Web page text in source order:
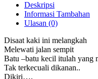
Deskripsi
Informasi Tambahan
Ulasan (0)
Disaat kaki ini melangkah
Melewati jalan sempit
Batu –batu kecil itulah yang
Tak terkecuali dikanan..
Dikiri….